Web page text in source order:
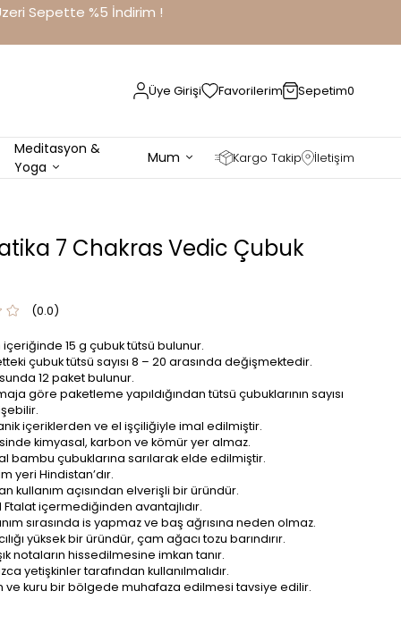
Üzeri Sepette %5 İndirim !
Üye Girişi Favorilerim Sepetim0
Meditasyon &
Yoga
Mum Kargo Takip İletişim
7 Chakras Vedic Çubuk
0.0
içeriğinde 15 g çubuk tütsü bulunur.
çubuk tütsü sayısı 8 – 20 arasında değişmektedir.
12 paket bulunur.
göre paketleme yapıldığından tütsü çubuklarının sayısı
içeriklerden ve el işçiliğiyle imal edilmiştir.
kimyasal, karbon ve kömür yer almaz.
bambu çubuklarına sarılarak elde edilmiştir.
yeri Hindistan’dır.
kullanım açısından elverişli bir üründür.
Ftalat içermediğinden avantajlıdır.
sırasında is yapmaz ve baş ağrısına neden olmaz.
yüksek bir üründür, çam ağacı tozu barındırır.
notaların hissedilmesine imkan tanır.
yetişkinler tarafından kullanılmalıdır.
ve kuru bir bölgede muhafaza edilmesi tavsiye edilir.